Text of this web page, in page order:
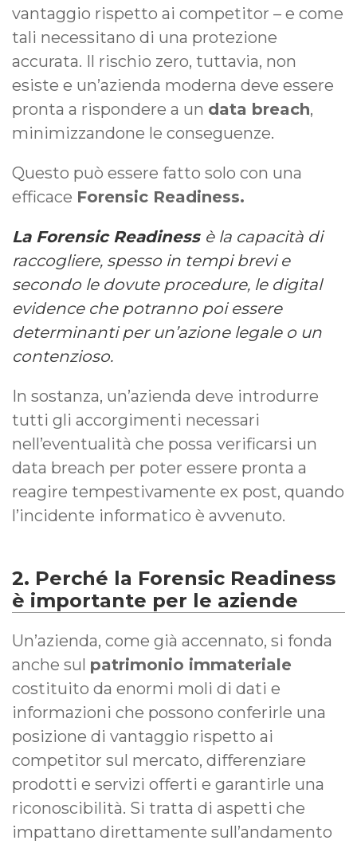
vantaggio rispetto ai competitor – e come
tali necessitano di una protezione
accurata. Il rischio zero, tuttavia, non
esiste e un’azienda moderna deve essere
pronta a rispondere a un data breach,
minimizzandone le conseguenze.
Questo può essere fatto solo con una
efficace Forensic Readiness.
La Forensic Readiness è la capacità di
raccogliere, spesso in tempi brevi e
secondo le dovute procedure, le digital
evidence che potranno poi essere
determinanti per un’azione legale o un
contenzioso.
In sostanza, un’azienda deve introdurre
tutti gli accorgimenti necessari
nell’eventualità che possa verificarsi un
data breach per poter essere pronta a
reagire tempestivamente ex post, quando
l’incidente informatico è avvenuto.
2. Perché la Forensic Readiness
è importante per le aziende
Un’azienda, come già accennato, si fonda
anche sul patrimonio immateriale
costituito da enormi moli di dati e
informazioni che possono conferirle una
posizione di vantaggio rispetto ai
competitor sul mercato, differenziare
prodotti e servizi offerti e garantirle una
riconoscibilità. Si tratta di aspetti che
impattano direttamente sull’andamento